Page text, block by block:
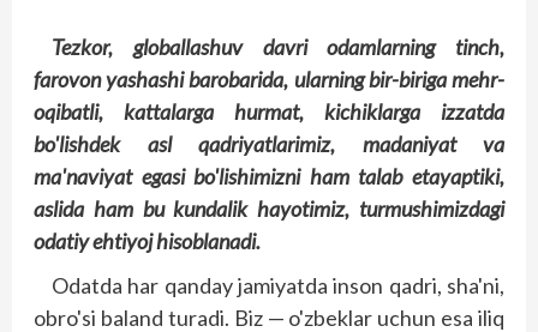
Tezkor, globallashuv davri odamlarning tinch,
farovon yashashi barobarida, ularning bir-biriga mehr-
oqibatli, kattalarga hurmat, kichiklarga izzatda
bo'lishdek asl qadriyatlarimiz, madaniyat va
ma'naviyat egasi bo'lishimizni ham talab etayaptiki,
aslida ham bu kundalik hayotimiz, turmushimizdagi
odatiy ehtiyoj hisoblanadi.
Odatda har qanday jamiyatda inson qadri, sha'ni,
obro'si baland turadi. Biz — o'zbeklar uchun esa iliq